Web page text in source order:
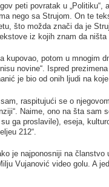
peti povratak u
nego sa Strujom. On te
što možda znači da je
iz kojih znam da
kupovao, potom u mnogim
novine“. Ispred
je bio od onih ljudi na
raspitujući se o
Naime, ono na šta
ga proslavile), eseja,
212“.
je najponosniji na članstvo
Vujanović video golu. A